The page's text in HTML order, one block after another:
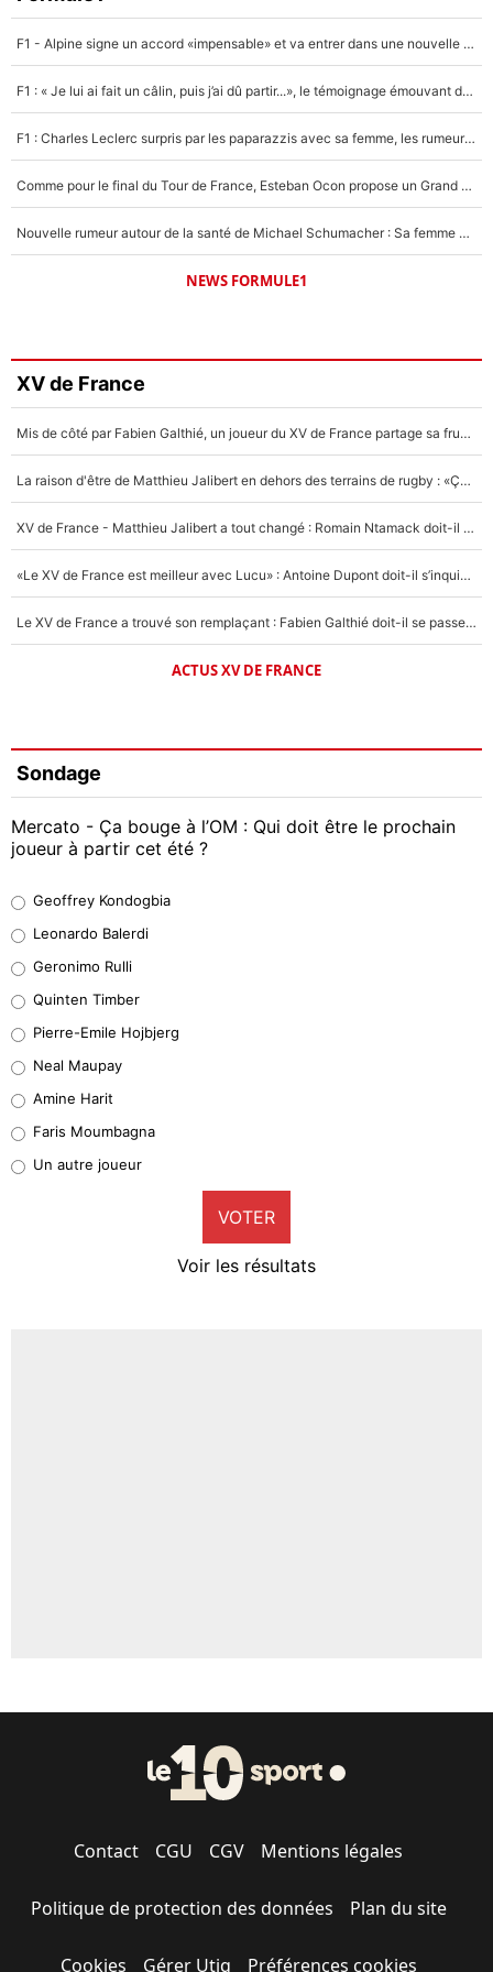
F1 - Alpine signe un accord «impensable» et va entrer dans une nouvelle dimension : Grande nouvelle pour Pierre Gasly !
F1 : « Je lui ai fait un câlin, puis j’ai dû partir...», le témoignage émouvant de Max Verstappen sur sa fille
F1 : Charles Leclerc surpris par les paparazzis avec sa femme, les rumeurs étaient vraies !
Comme pour le final du Tour de France, Esteban Ocon propose un Grand Prix de Formule 1 à Paris : «Autour de l’Arc de Triomphe, ce serait génial» !
Nouvelle rumeur autour de la santé de Michael Schumacher : Sa femme Corinna sort du silence
NEWS FORMULE1
XV de France
Mis de côté par Fabien Galthié, un joueur du XV de France partage sa frustration : «ils ne me l’ont pas dit tout de suite»
La raison d'être de Matthieu Jalibert en dehors des terrains de rugby : «Ça m'atteint autant que si tu touches à un membre de ma famille»
XV de France - Matthieu Jalibert a tout changé : Romain Ntamack doit-il s’inquiéter pour sa place à un an de la Coupe du monde ?
«Le XV de France est meilleur avec Lucu» : Antoine Dupont doit-il s’inquiéter pour sa place ?
Le XV de France a trouvé son remplaçant : Fabien Galthié doit-il se passer d'Antoine Dupont ?
ACTUS XV DE FRANCE
Sondage
Mercato - Ça bouge à l’OM : Qui doit être le prochain
joueur à partir cet été ?
38%
32%
5%
1%
9%
Geoffrey Kondogbia
Leonardo Balerdi
Geronimo Rulli
Quinten Timber
Pierre-Emile Hojbjerg
Neal Maupay
Amine Harit
Faris Moumbagna
Un autre joueur
VOTER
Voir les résultats
Contact CGU CGV Mentions légales
Politique de protection des données Plan du site
Cookies Gérer Utiq Préférences cookies